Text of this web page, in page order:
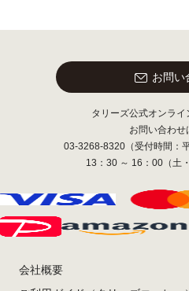
お問い
タリーズ公式オンラ
お問い合わせ
03-3268-8320（受付時間：
13：30 ～ 16：00（土
会社概要